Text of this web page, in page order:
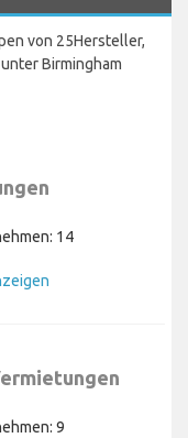
von 25Hersteller,
Birmingham
14
9